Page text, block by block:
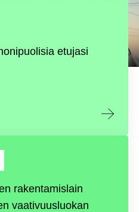
etujasi
rakentamislain
vaativuusluokan